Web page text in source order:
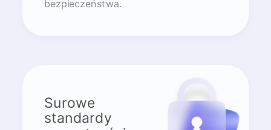
bezpieczeństwa.
Surowe
standardy